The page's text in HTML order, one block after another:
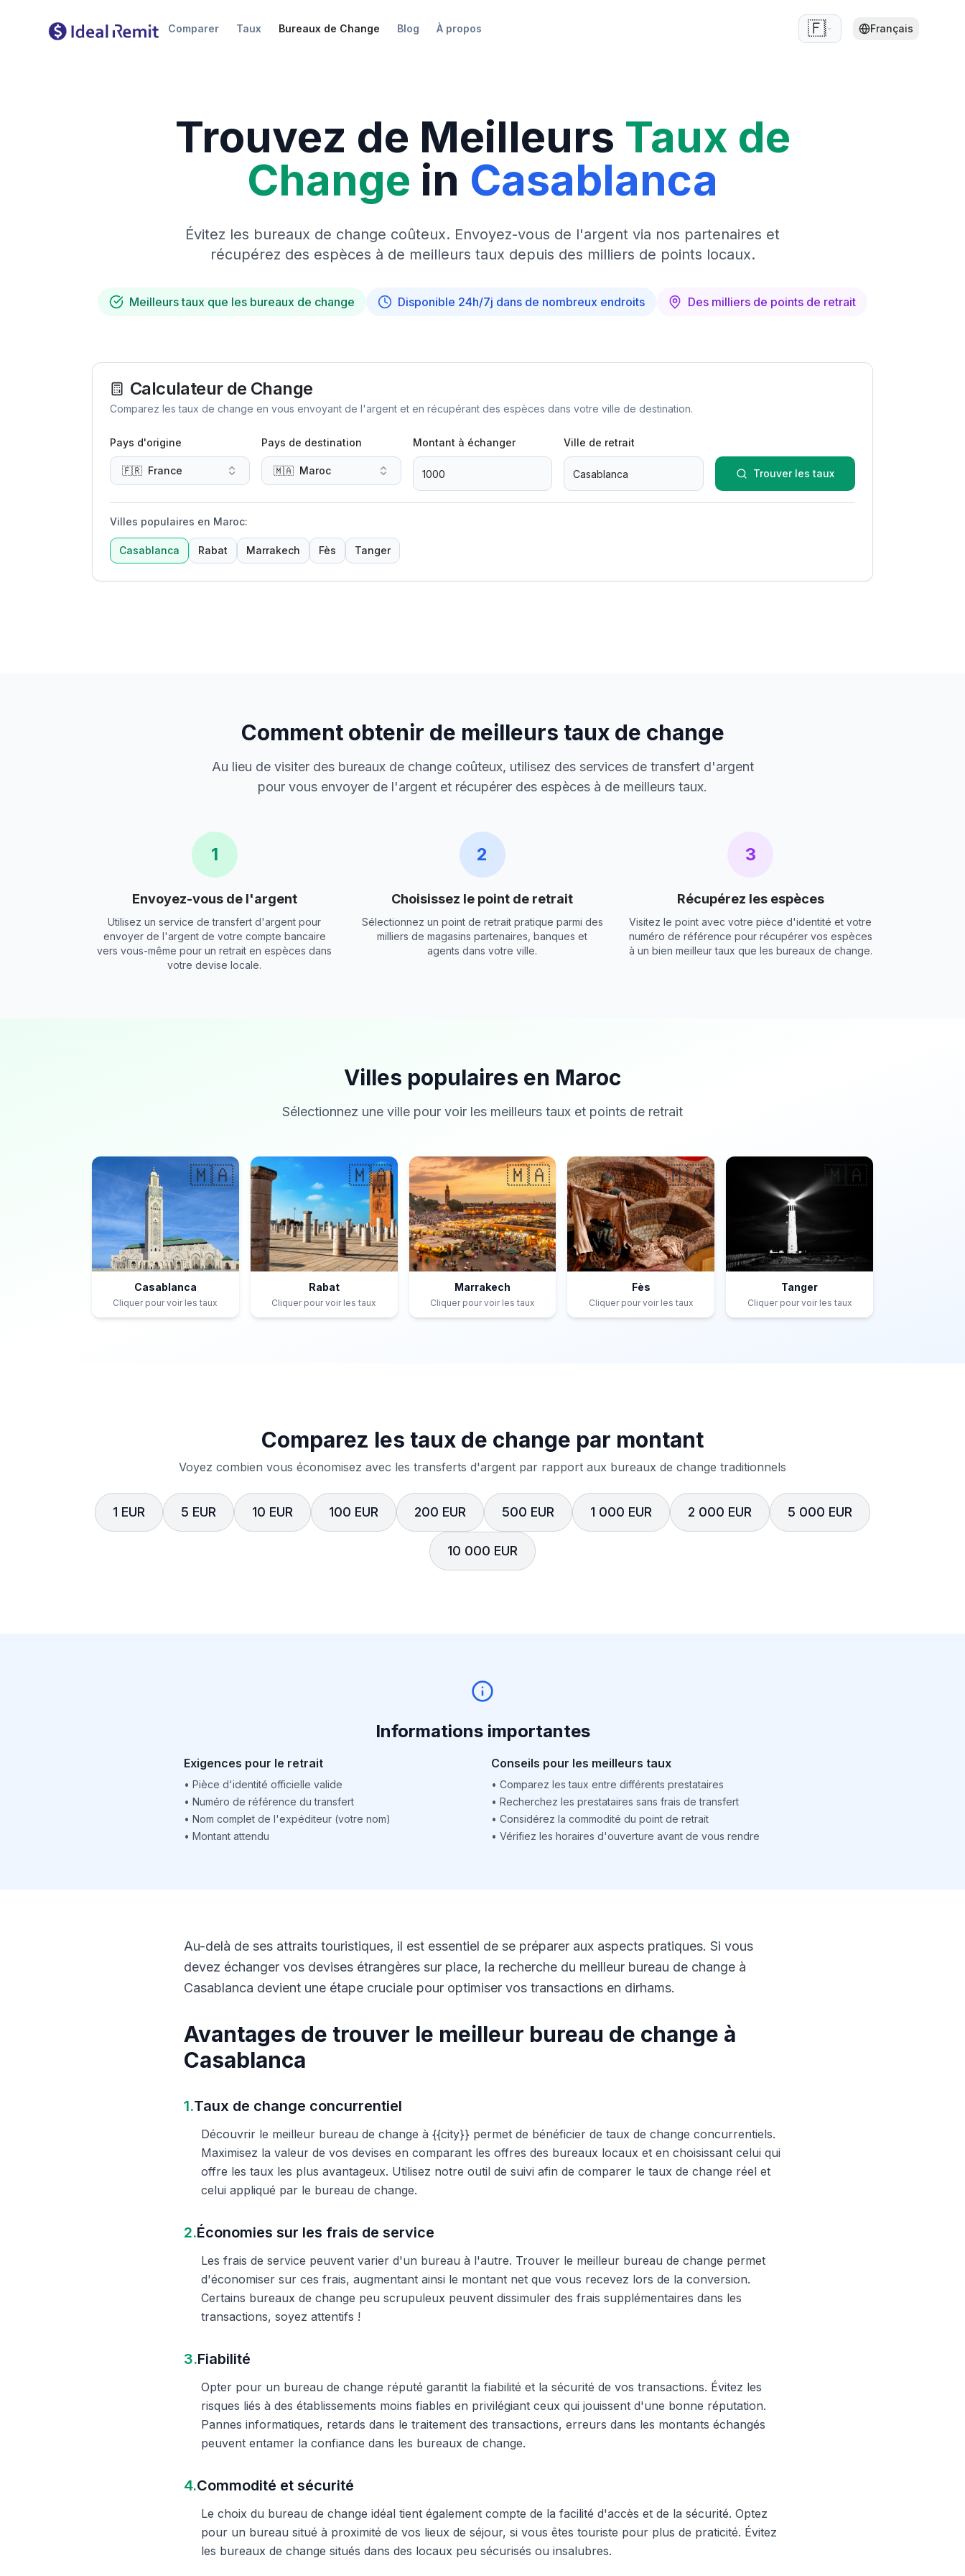
Comparer Taux Bureaux de Change Blog À propos 🇫🇷 Français
Trouvez de Meilleurs Taux de
Change in Casablanca
Évitez les bureaux de change coûteux. Envoyez-vous de l'argent via nos partenaires et
récupérez des espèces à de meilleurs taux depuis des milliers de points locaux.
Meilleurs taux que les bureaux de change Disponible 24h/7j dans de nombreux endroits Des milliers de points de retrait
Calculateur de Change
Comparez les taux de change en vous envoyant de l'argent et en récupérant des espèces dans votre ville de destination.
Pays d'origine
🇫🇷 France
Pays de destination
🇲🇦 Maroc
Montant à échanger Ville de retrait
Trouver les taux
Villes populaires en Maroc:
Casablanca Rabat Marrakech Fès Tanger
Comment obtenir de meilleurs taux de change
Au lieu de visiter des bureaux de change coûteux, utilisez des services de transfert d'argent
pour vous envoyer de l'argent et récupérer des espèces à de meilleurs taux.
1
Envoyez-vous de l'argent
Utilisez un service de transfert d'argent pour
envoyer de l'argent de votre compte bancaire
vers vous-même pour un retrait en espèces dans
votre devise locale.
2
Choisissez le point de retrait
Sélectionnez un point de retrait pratique parmi des
milliers de magasins partenaires, banques et
agents dans votre ville.
3
Récupérez les espèces
Visitez le point avec votre pièce d'identité et votre
numéro de référence pour récupérer vos espèces
à un bien meilleur taux que les bureaux de change.
Villes populaires en Maroc
Sélectionnez une ville pour voir les meilleurs taux et points de retrait
🇲🇦
Casablanca
Cliquer pour voir les taux
🇲🇦
Rabat
Cliquer pour voir les taux
🇲🇦
Marrakech
Cliquer pour voir les taux
🇲🇦
Fès
Cliquer pour voir les taux
🇲🇦
Tanger
Cliquer pour voir les taux
Comparez les taux de change par montant
Voyez combien vous économisez avec les transferts d'argent par rapport aux bureaux de change traditionnels
1 EUR 5 EUR 10 EUR 100 EUR 200 EUR 500 EUR 1 000 EUR 2 000 EUR 5 000 EUR
10 000 EUR
Informations importantes
Exigences pour le retrait
• Pièce d'identité officielle valide
• Numéro de référence du transfert
• Nom complet de l'expéditeur (votre nom)
• Montant attendu
Conseils pour les meilleurs taux
• Comparez les taux entre différents prestataires
• Recherchez les prestataires sans frais de transfert
• Considérez la commodité du point de retrait
• Vérifiez les horaires d'ouverture avant de vous rendre
Au-delà de ses attraits touristiques, il est essentiel de se préparer aux aspects pratiques. Si vous
devez échanger vos devises étrangères sur place, la recherche du meilleur bureau de change à
Casablanca devient une étape cruciale pour optimiser vos transactions en dirhams.
Avantages de trouver le meilleur bureau de change à
Casablanca
1.Taux de change concurrentiel
Découvrir le meilleur bureau de change à {{city}} permet de bénéficier de taux de change concurrentiels.
Maximisez la valeur de vos devises en comparant les offres des bureaux locaux et en choisissant celui qui
offre les taux les plus avantageux. Utilisez notre outil de suivi afin de comparer le taux de change réel et
celui appliqué par le bureau de change.
2.Économies sur les frais de service
Les frais de service peuvent varier d'un bureau à l'autre. Trouver le meilleur bureau de change permet
d'économiser sur ces frais, augmentant ainsi le montant net que vous recevez lors de la conversion.
Certains bureaux de change peu scrupuleux peuvent dissimuler des frais supplémentaires dans les
transactions, soyez attentifs !
3.Fiabilité
Opter pour un bureau de change réputé garantit la fiabilité et la sécurité de vos transactions. Évitez les
risques liés à des établissements moins fiables en privilégiant ceux qui jouissent d'une bonne réputation.
Pannes informatiques, retards dans le traitement des transactions, erreurs dans les montants échangés
peuvent entamer la confiance dans les bureaux de change.
4.Commodité et sécurité
Le choix du bureau de change idéal tient également compte de la facilité d'accès et de la sécurité. Optez
pour un bureau situé à proximité de vos lieux de séjour, si vous êtes touriste pour plus de praticité. Évitez
les bureaux de change situés dans des locaux peu sécurisés ou insalubres.